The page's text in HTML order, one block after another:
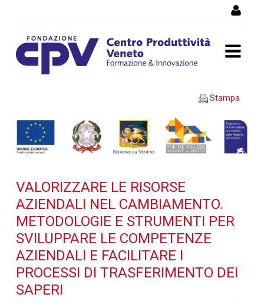
VALORIZZARE LE RISORSE
AZIENDALI NEL
CAMBIAMENTO.
per sviluppare le
competenze aziendali e
facilitare i processi di
trasferimento dei saperi -
Dettaglio corso di
Stampa
VALORIZZARE LE RISORSE
AZIENDALI NEL CAMBIAMENTO.
METODOLOGIE E STRUMENTI PER
SVILUPPARE LE COMPETENZE
AZIENDALI E FACILITARE I
PROCESSI DI TRASFERIMENTO DEI
SAPERI